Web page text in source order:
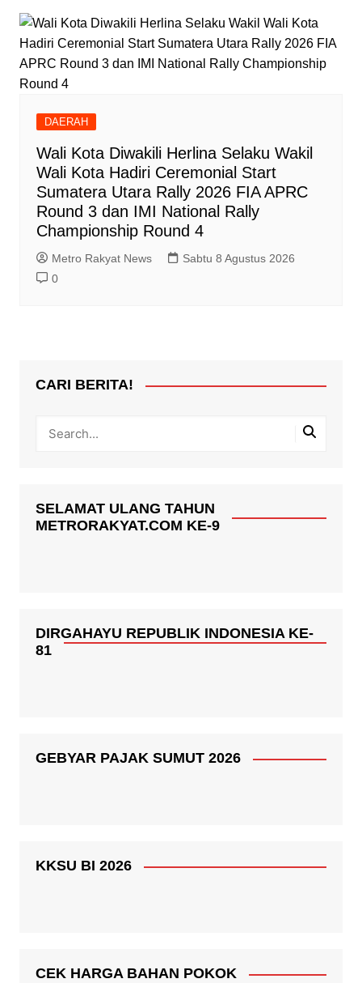
DAERAH
Wali Kota Diwakili Herlina Selaku Wakil
Wali Kota Hadiri Ceremonial Start
Sumatera Utara Rally 2026 FIA APRC
Round 3 dan IMI National Rally
Championship Round 4
Metro Rakyat News
Sabtu 8 Agustus 2026
0
CARI BERITA!
SELAMAT ULANG TAHUN
METRORAKYAT.COM KE-9
DIRGAHAYU REPUBLIK INDONESIA KE-
81
GEBYAR PAJAK SUMUT 2026
KKSU BI 2026
CEK HARGA BAHAN POKOK